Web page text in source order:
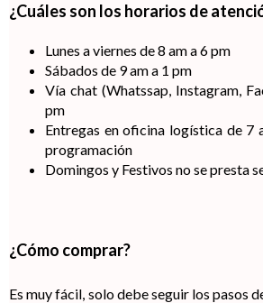
¿Cuáles son los horarios de
Lunes a viernes de 8 am a 6 pm
Sábados de 9 am a 1 pm
Vía chat (Whatssap, Instagram,
pm
Entregas en oficina logística de 7
programación
Domingos y Festivos no se presta
¿Cómo comprar?
Es muy fácil, solo debe seguir los pasos